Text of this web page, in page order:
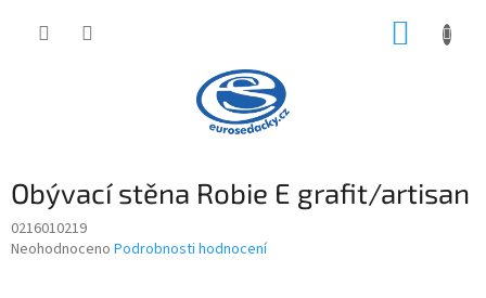
Obývací stěna Robie E grafit/artisan
0216010219
Průměrné
Neohodnoceno Podrobnosti hodnocení